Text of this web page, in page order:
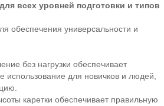
всех уровней подготовки и типов
обеспечения универсальности и
без нагрузки обеспечивает
использование для новичков и людей,
каретки обеспечивает правильную